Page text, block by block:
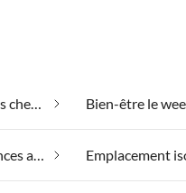
Appartements de vacances pas chers au Lac Plauer Bien-être le
Emmener votre chien en vacances au Lac Plauer Emplacement